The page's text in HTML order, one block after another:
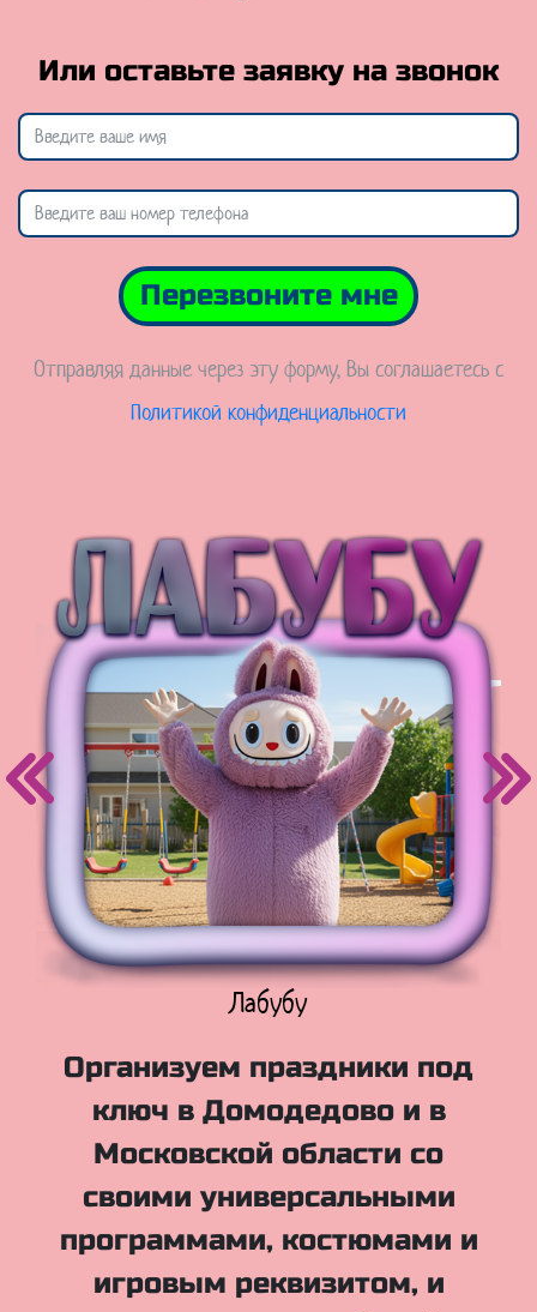
Или оставьте заявку на звонок
Перезвоните мне
Отправляя данные через эту форму, Вы соглашаетесь с
Политикой конфиденциальности
Куклы Лол
Организуем праздники под
ключ в Домодедово и в
Московской области со
своими универсальными
программами, костюмами и
игровым реквизитом, и